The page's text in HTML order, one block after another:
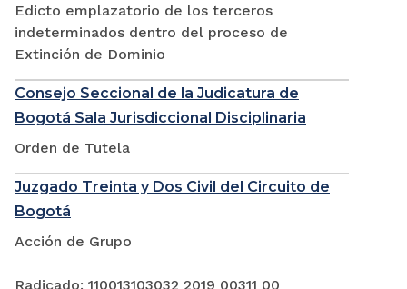
Edicto emplazatorio de los terceros
indeterminados dentro del proceso de
Extinción de Dominio
Consejo Seccional de la Judicatura de
Bogotá Sala Jurisdiccional Disciplinaria
Orden de Tutela
Juzgado Treinta y Dos Civil del Circuito de
Bogotá
Acción de Grupo
Radicado: 110013103032 2019 00311 00